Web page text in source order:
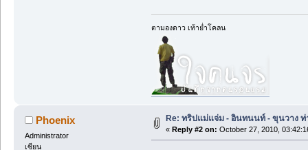
ตามองดาว เท้าย่ำโคลน
Phoenix
Administrator
เซียน
Re: ทริปแม่แจ่ม - อินทนนท์ - ขุนวาง ท่
« Reply #2 on: October 27, 2010,